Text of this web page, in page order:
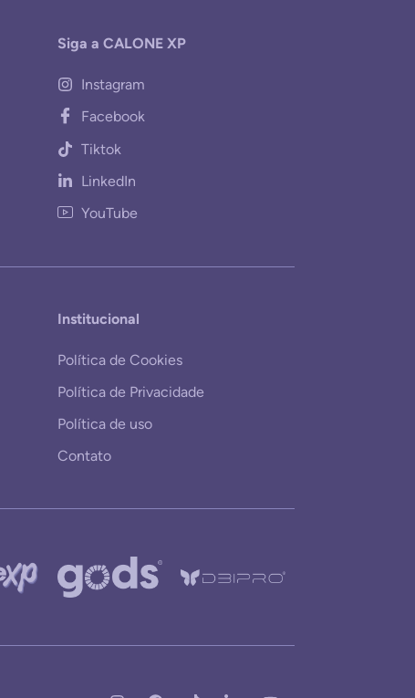
Siga a CALONE XP
Instagram
Facebook
Tiktok
LinkedIn
YouTube
Institucional
Política de Cookies
Política de Privacidade
Política de uso
Contato